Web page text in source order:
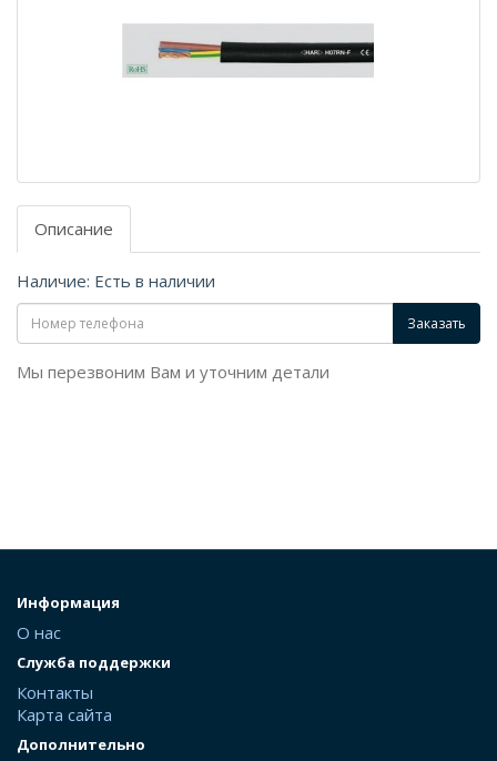
Описание
Наличие: Есть в наличии
Заказать
Мы перезвоним Вам и уточним детали
Информация
О нас
Служба поддержки
Контакты
Карта сайта
Дополнительно